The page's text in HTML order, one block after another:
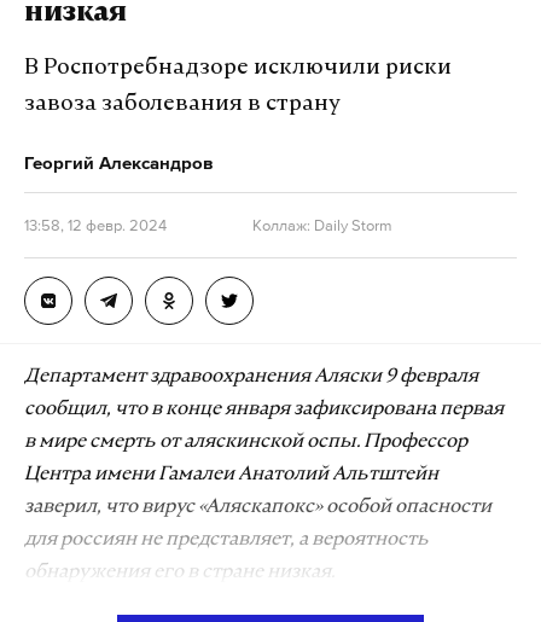
низкая
В Роспотребнадзоре исключили риски
завоза заболевания в страну
Георгий Александров
13:58, 12 февр. 2024 Коллаж: Daily Storm
Департамент здравоохранения Аляски 9 февраля
сообщил, что в конце января зафиксирована первая
в мире смерть от аляскинской оспы. Профессор
Центра имени Гамалеи Анатолий Альтштейн
заверил, что вирус «Аляскапокс» особой опасности
для россиян не представляет, а вероятность
обнаружения его в стране низкая.